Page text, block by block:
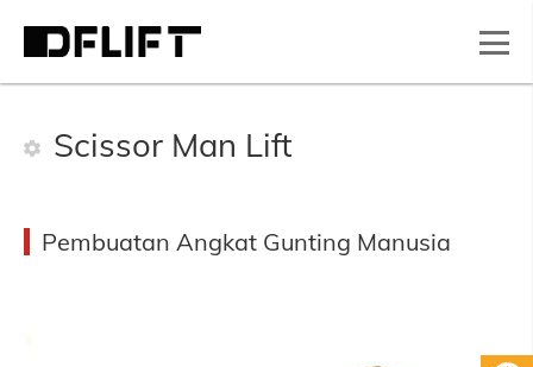
Scissor Man Lift
Pembuatan Angkat Gunting Manusia